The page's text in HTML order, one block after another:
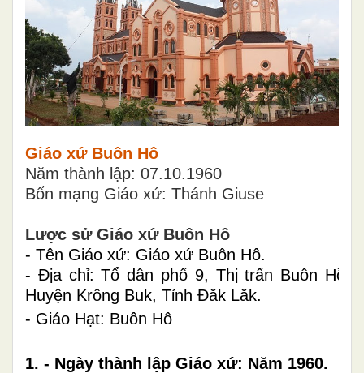
Giáo xứ Buôn Hô
Năm thành lập: 07.10.1960
Bổn mạng Giáo xứ: Thánh Giuse
Lược sử Giáo xứ Buôn Hô
- Tên Giáo xứ: Giáo xứ Buôn Hô.
- Địa chỉ: Tổ dân phố 9, Thị trấn Buôn Hồ,
Huyện Krông Buk, Tỉnh Đăk Lăk.
- Giáo Hạt: Buôn Hô
1. - Ngày thành lập Giáo xứ: Năm 1960.